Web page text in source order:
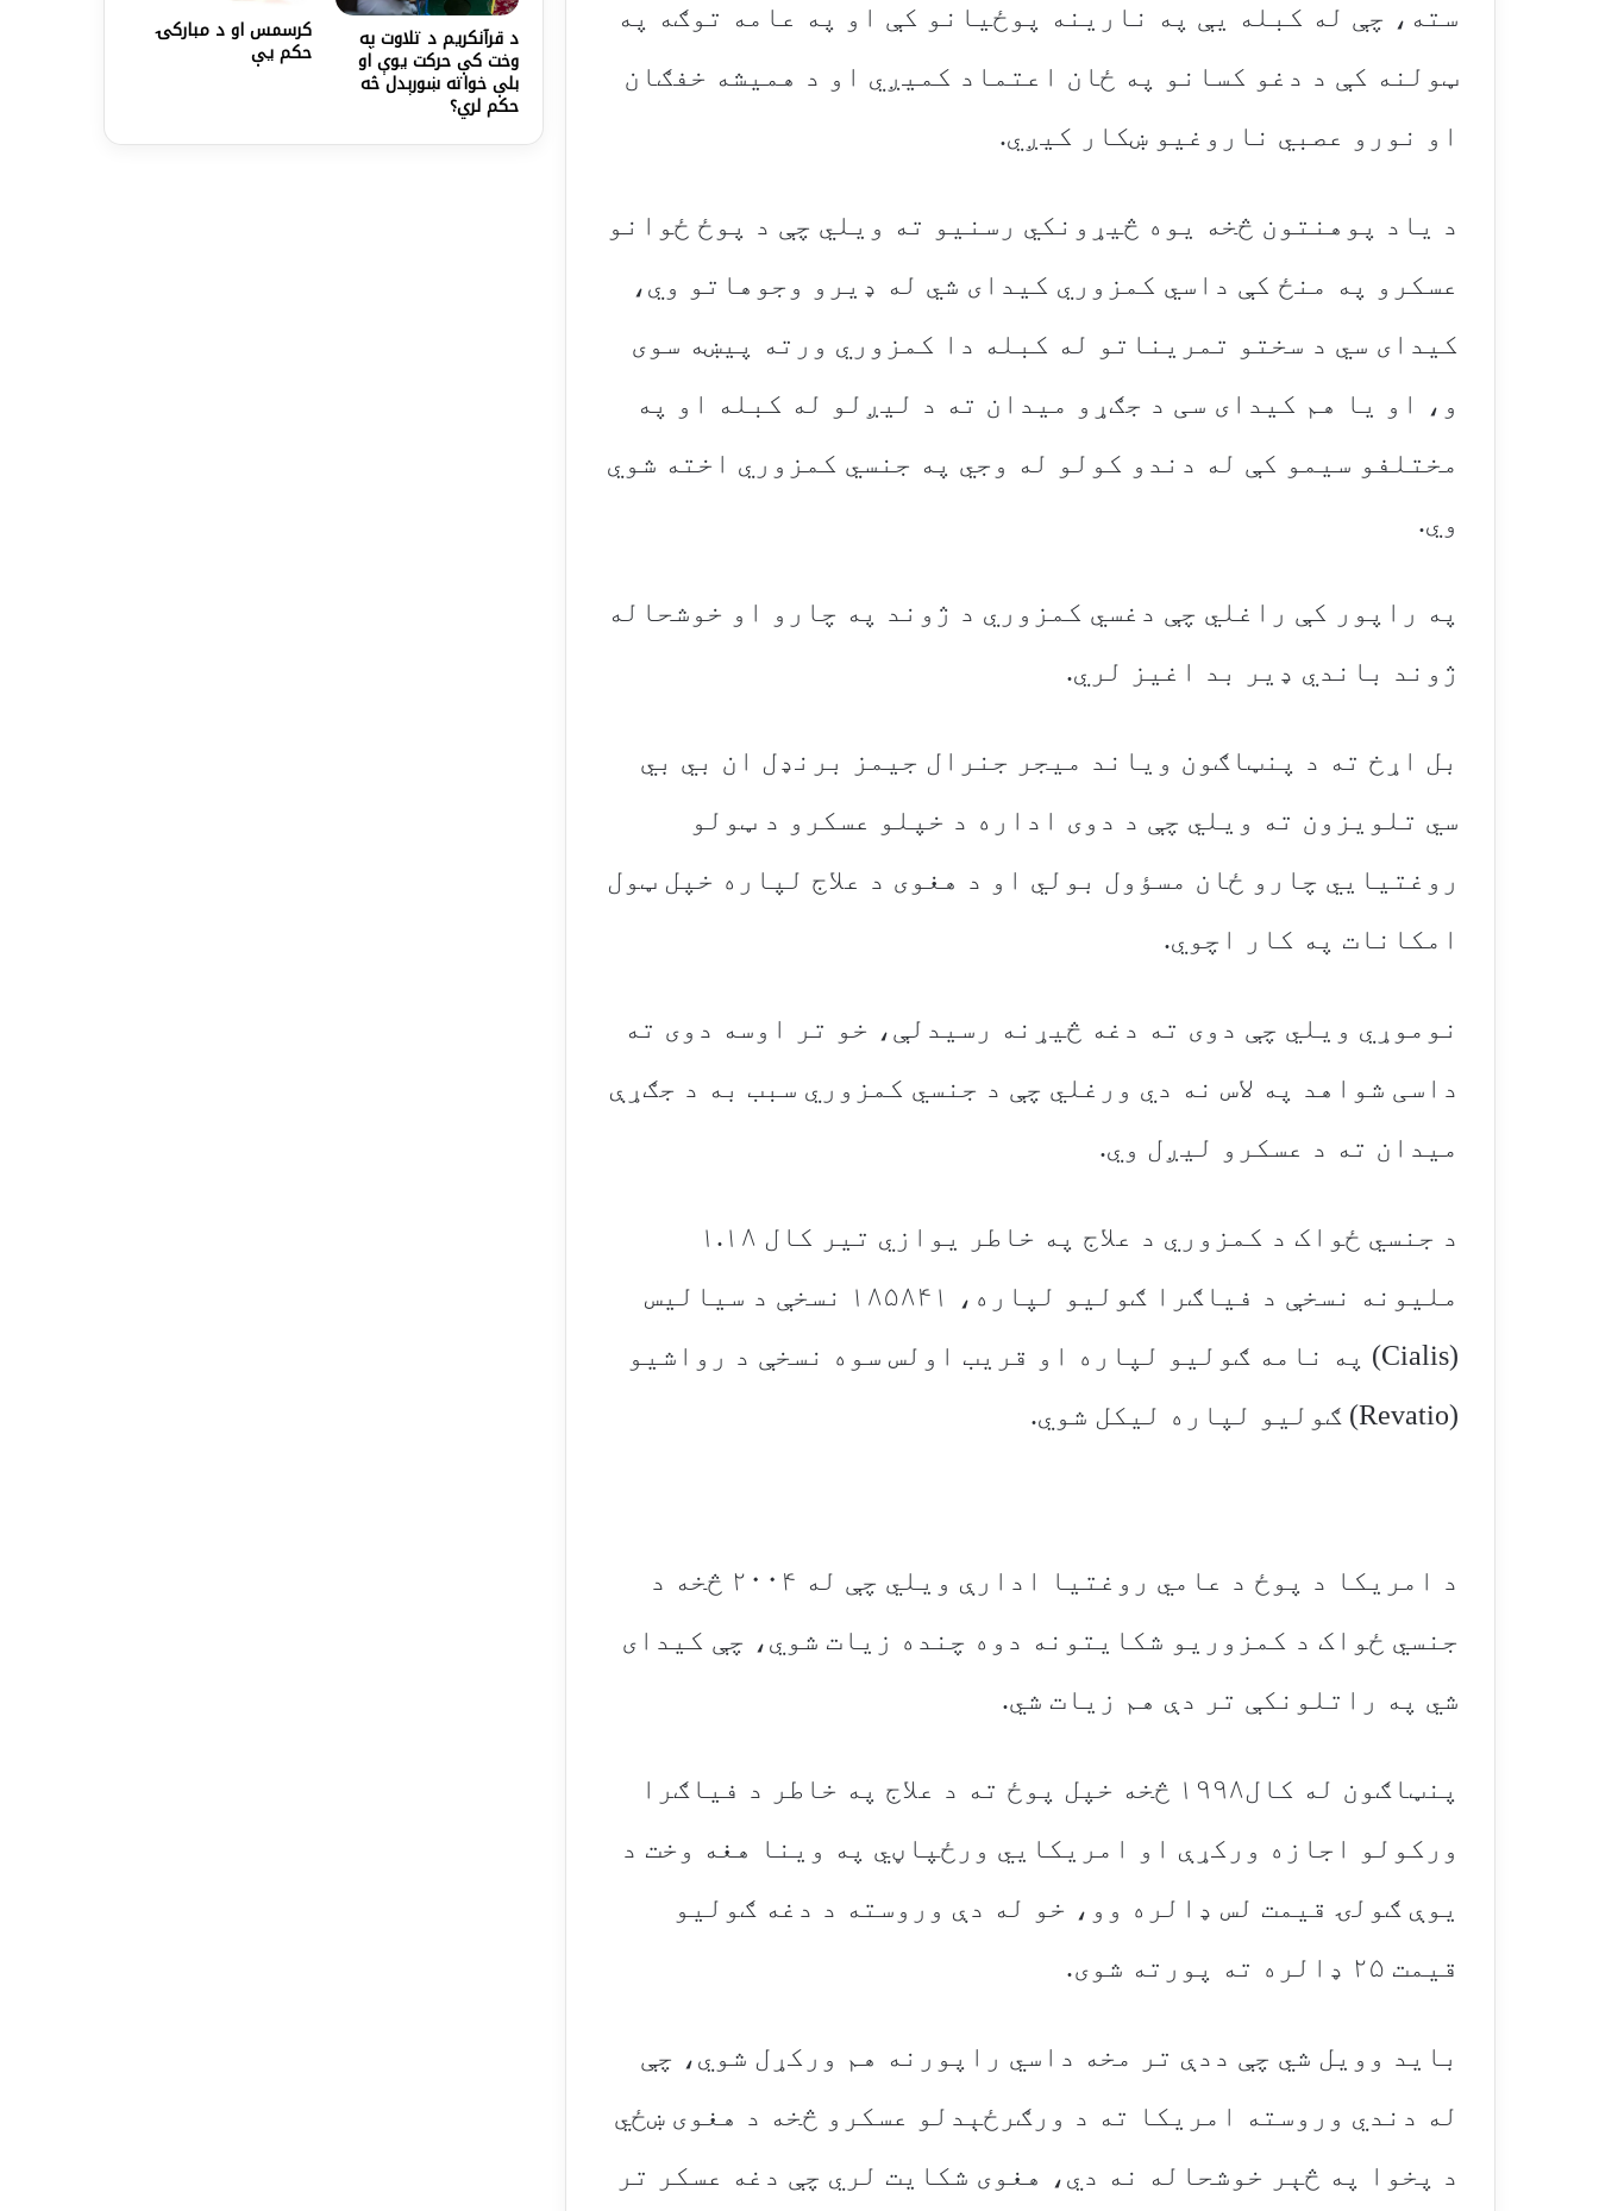
سته، چې له کبله یې په نارینه پوځیانو کې او په عامه توګه په
ټولنه کې د دغو کسانو په ځان اعتماد کمیږي او د همیشه خفګان
او نورو عصبي ناروغیو ښکار کیږي.
د یاد پوهنتون څخه یوه څیړونکي رسنیو ته ویلي چې د پوځ ځوانو
عسکرو په منځ کې داسي کمزوري کیدای شي له ډیرو وجوهاتو وي،
کیدای سي د سختو تمریناتو له کبله دا کمزوري ورته پيښه سوی
و، او یا هم کیدای سی د جګړو میدان ته د لیږلو له کبله او په
مختلفو سیمو کې له دندو کولو له وجي په جنسي کمزوري اخته شوي
وي.
په راپور کې راغلي چې دغسي کمزوري د ژوند په چارو او خوشحاله
ژوند باندي ډیر بد اغیز لري.
بل اړخ ته د پنټاګون ویاند میجر جنرال جیمز برنډل ان بي بي
سي تلویزون ته ویلي چې د دوی اداره د خپلو عسکرو د ټولو
روغتیايي چارو ځان مسؤول بولي او د هغوی د علاج لپاره خپل ټول
امکانات په کار اچوي.
نوموړي ویلي چې دوی ته دغه څیړنه رسیدلې، خو تر اوسه دوی ته
داسی شواهد په لاس نه دي ورغلي چې د جنسي کمزوري سبب به د جګړې
میدان ته د عسکرو لیږل وي.
د جنسي ځواک د کمزوري د علاج په خاطر یوازي تیر کال ۱.۱۸
ملیونه نسخې د فیاګرا ګولیو لپاره، ۱۸۵۸۴۱ نسخې د سیالیس
(Cialis) په نامه ګولیو لپاره او قریب اولس سوه نسخې د رواشیو
(Revatio) ګولیو لپاره لیکل شوي.
د امریکا د پوځ د عامي روغتیا ادارې ویلي چې له ۲۰۰۴ څخه د
جنسي ځواک د کمزوریو شکایتونه دوه چنده زیات شوي، چې کیدای
شي په راتلونکې تر دې هم زیات شي.
پنټاګون له کال۱۹۹۸ څخه خپل پوځ ته د علاج په خاطر د فیاګرا
ورکولو اجازه ورکړې او امریکايي ورځپاڼي په وینا هغه وخت د
یوې ګولۍ قیمت لس ډالره وو، خو له دې وروسته د دغه ګولیو
قیمت ۲۵ ډالره ته پورته شوی.
باید وویل شي چې ددې تر مخه داسي راپورنه هم ورکړل شوي، چې
له دندي وروسته امریکا ته د ورګرځېدلو عسکرو څخه د هغوی ښځي
د پخوا په څېر خوشحاله نه دي، هغوی شکایت لري چې دغه عسکر تر
د قرآنکريم د تلاوت په
وخت کې حرکت يوې او
بلې خواته ښورېدل څه
حکم لري؟
کرسمس او د مبارکۍ
حکم يې